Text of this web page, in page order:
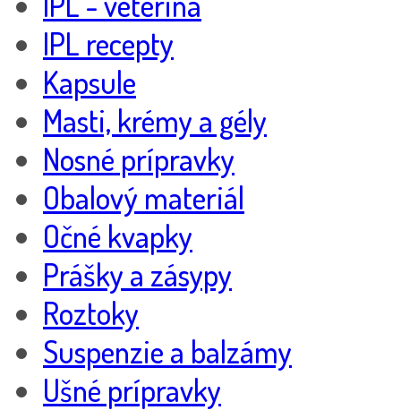
IPL recepty
Kapsule
Masti, krémy a gély
Nosné prípravky
Obalový materiál
Očné kvapky
Prášky a zásypy
Roztoky
Suspenzie a balzámy
Ušné prípravky